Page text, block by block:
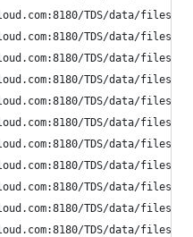
TDS/data/files/p9/
TDS/data/files/p9/
TDS/data/files/p9/
TDS/data/files/p9/
TDS/data/files/p9/
TDS/data/files/p9/
TDS/data/files/p9/
TDS/data/files/p9/
TDS/data/files/p9/
TDS/data/files/p9/
TDS/data/files/p9/